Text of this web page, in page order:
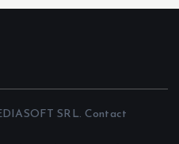
SRL. Contact